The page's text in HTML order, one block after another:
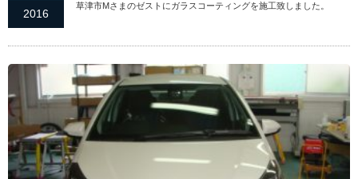
2016
草津市Mさまのゼストにガラスコーティングを施工致しました。